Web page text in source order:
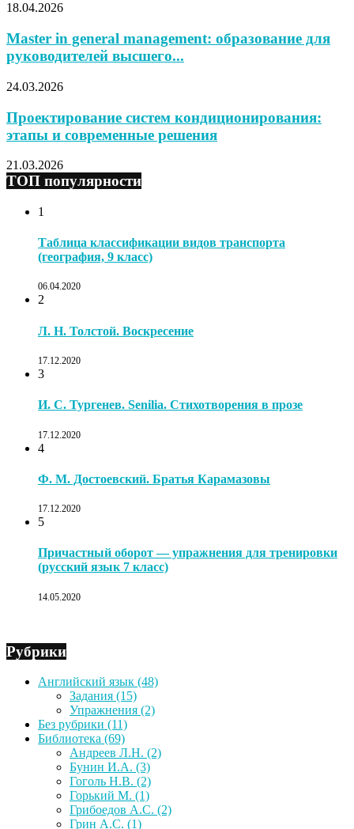
18.04.2026
Master in general management: образование для
руководителей высшего...
24.03.2026
Проектирование систем кондиционирования:
этапы и современные решения
21.03.2026
ТОП популярности
1
Таблица классификации видов транспорта
(география, 9 класс)
06.04.2020
2
Л. Н. Толстой. Воскресение
17.12.2020
3
И. С. Тургенев. Senilia. Стихотворения в прозе
17.12.2020
4
Ф. М. Достоевский. Братья Карамазовы
17.12.2020
5
Причастный оборот — упражнения для тренировки
(русский язык 7 класс)
14.05.2020
Рубрики
Английский язык (48)
Задания (15)
Упражнения (2)
Без рубрики (11)
Библиотека (69)
Андреев Л.Н. (2)
Бунин И.А. (3)
Гоголь Н.В. (2)
Горький М. (1)
Грибоедов А.С. (2)
Грин А.С. (1)